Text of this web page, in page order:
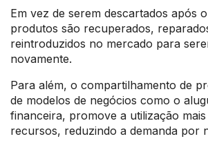
Em vez de serem descartados após
produtos são recuperados,
reintroduzidos no mercado para
novamente.
Para além, o compartilhamento de
de modelos de negócios como o
financeira, promove a utilização
recursos, reduzindo a demanda por